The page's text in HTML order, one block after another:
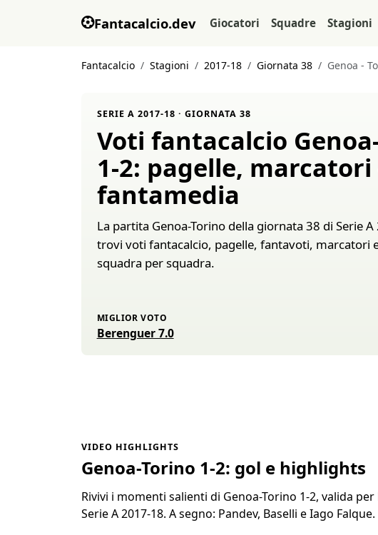
Fantacalcio.dev Giocatori Squadre Stagioni
Fantacalcio Stagioni 2017-18 Giornata 38 Genoa -
SERIE A 2017-18 · GIORNATA 38
Voti fantacalcio
1-2: pagelle, marcatori
fantamedia
La partita Genoa-Torino della giornata 38 di Serie
trovi voti fantacalcio, pagelle, fantavoti, marcatori
squadra per squadra.
MIGLIOR VOTO
Berenguer 7.0
VIDEO HIGHLIGHTS
Genoa-Torino 1-2: gol e highlights
Rivivi i momenti salienti di Genoa-Torino 1-2, valida
Serie A 2017-18. A segno: Pandev, Baselli e Iago Falque.